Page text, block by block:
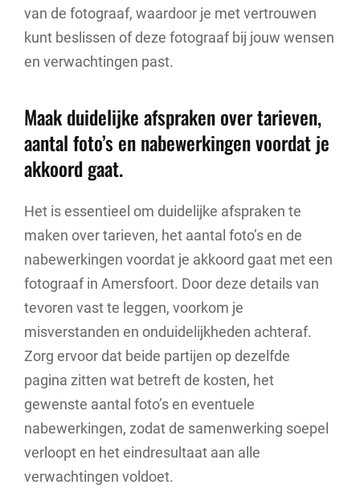
van de fotograaf, waardoor je met vertrouwen
kunt beslissen of deze fotograaf bij jouw wensen
en verwachtingen past.
Maak duidelijke afspraken over tarieven,
aantal foto’s en nabewerkingen voordat je
akkoord gaat.
Het is essentieel om duidelijke afspraken te
maken over tarieven, het aantal foto’s en de
nabewerkingen voordat je akkoord gaat met een
fotograaf in Amersfoort. Door deze details van
tevoren vast te leggen, voorkom je
misverstanden en onduidelijkheden achteraf.
Zorg ervoor dat beide partijen op dezelfde
pagina zitten wat betreft de kosten, het
gewenste aantal foto’s en eventuele
nabewerkingen, zodat de samenwerking soepel
verloopt en het eindresultaat aan alle
verwachtingen voldoet.